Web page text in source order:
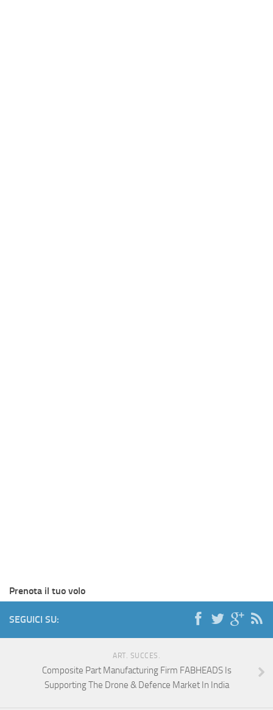
Prenota il tuo volo
SEGUICI SU:
ART. SUCCES.
Composite Part Manufacturing Firm FABHEADS Is
Supporting The Drone & Defence Market In India